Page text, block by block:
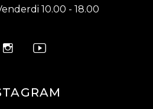
10.00 - 18.00